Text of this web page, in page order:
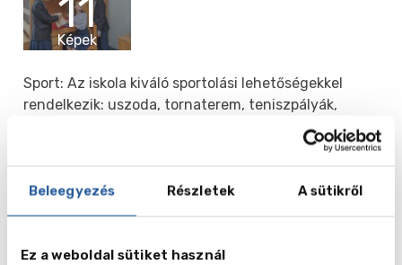
Beleegyezés Részletek A sütikről
Ez a weboldal sütiket használ
11
Képek
Sport: Az iskola kiváló sportolási lehetőségekkel
rendelkezik: uszoda, tornaterem, teniszpályák,
játszóterek. A lányok kenuzni, lovassportot, vívást,
tollaslabdázhatnak, jégkorongozhatnak,
golfozhatnak, stb. Itt lehet aerobikot,
kickboxot is sportolni..